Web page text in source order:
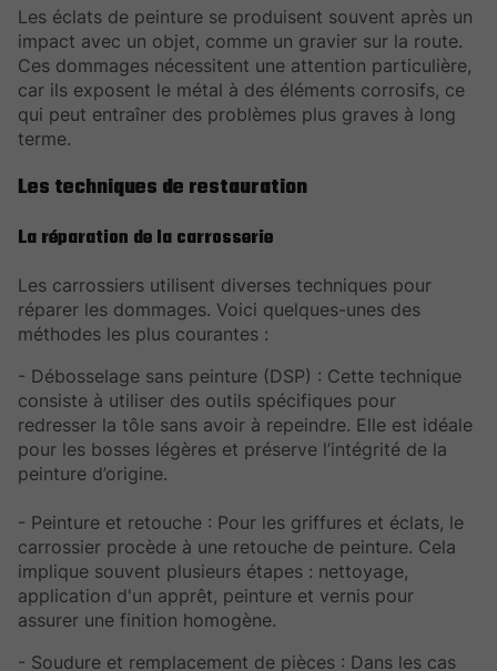
Les éclats de peinture se produisent souvent après un
impact avec un objet, comme un gravier sur la route.
Ces dommages nécessitent une attention particulière,
car ils exposent le métal à des éléments corrosifs, ce
qui peut entraîner des problèmes plus graves à long
terme.
Les techniques de restauration
La réparation de la carrosserie
Les carrossiers utilisent diverses techniques pour
réparer les dommages. Voici quelques-unes des
méthodes les plus courantes :
- Débosselage sans peinture (DSP) : Cette technique
consiste à utiliser des outils spécifiques pour
redresser la tôle sans avoir à repeindre. Elle est idéale
pour les bosses légères et préserve l’intégrité de la
peinture d’origine.
- Peinture et retouche : Pour les griffures et éclats, le
carrossier procède à une retouche de peinture. Cela
implique souvent plusieurs étapes : nettoyage,
application d'un apprêt, peinture et vernis pour
assurer une finition homogène.
- Soudure et remplacement de pièces : Dans les cas